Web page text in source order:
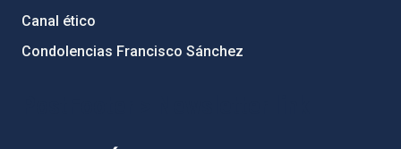
Canal ético
Condolencias Francisco Sánchez